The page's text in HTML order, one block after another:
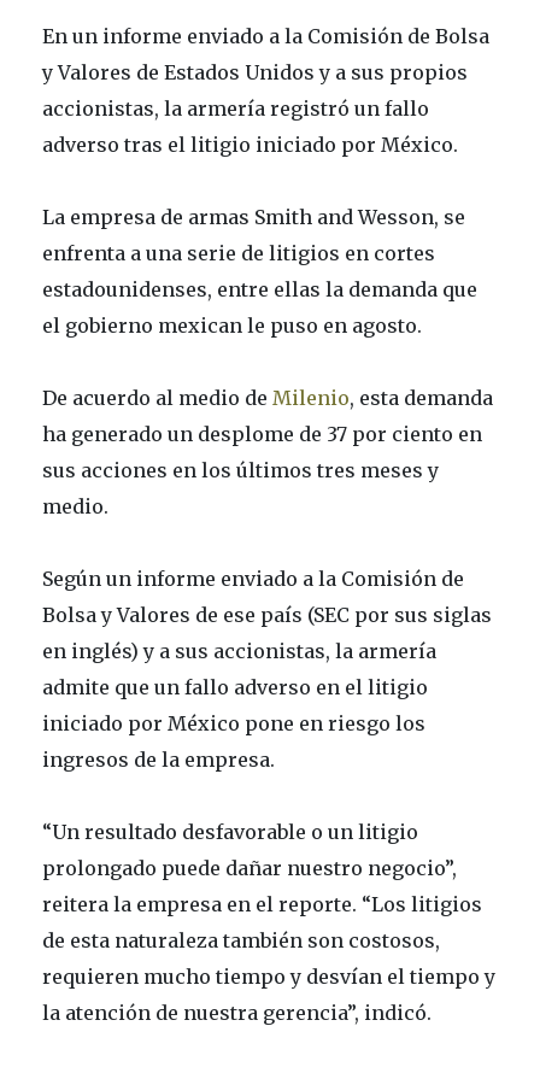
En un informe enviado a la Comisión de Bolsa
y Valores de Estados Unidos y a sus propios
accionistas, la armería registró un fallo
adverso tras el litigio iniciado por México.
La empresa de armas Smith and Wesson, se
enfrenta a una serie de litigios en cortes
estadounidenses, entre ellas la demanda que
el gobierno mexican le puso en agosto.
De acuerdo al medio de Milenio, esta demanda
ha generado un desplome de 37 por ciento en
sus acciones en los últimos tres meses y
medio.
Según un informe enviado a la Comisión de
Bolsa y Valores de ese país (SEC por sus siglas
en inglés) y a sus accionistas, la armería
admite que un fallo adverso en el litigio
iniciado por México pone en riesgo los
ingresos de la empresa.
“Un resultado desfavorable o un litigio
prolongado puede dañar nuestro negocio”,
reitera la empresa en el reporte. “Los litigios
de esta naturaleza también son costosos,
requieren mucho tiempo y desvían el tiempo y
la atención de nuestra gerencia”, indicó.